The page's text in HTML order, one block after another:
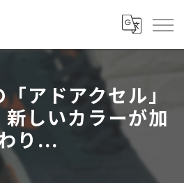
アドアクセル」
新しいカラーが加
り...